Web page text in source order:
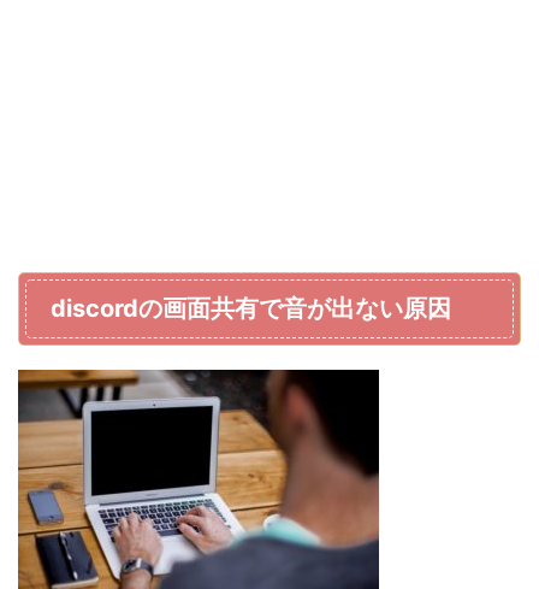
discordの画面共有で音が出ない原因